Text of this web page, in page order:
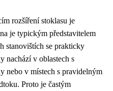
rozšíření stoklasu je
je typickým představitelem
stanovištích se prakticky
nachází v oblastech s
nebo v místech s pravidelným
Proto je častým